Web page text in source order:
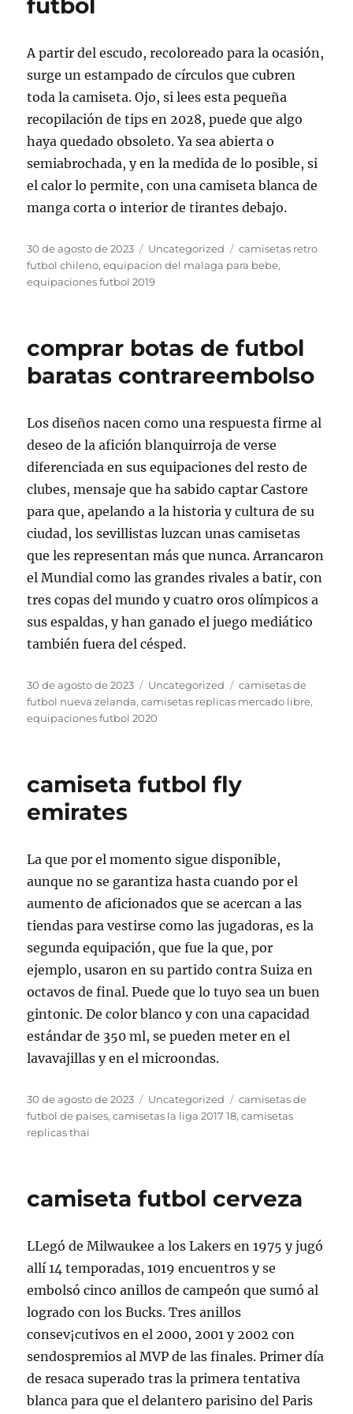
futbol
A partir del escudo, recoloreado para la ocasión,
surge un estampado de círculos que cubren
toda la camiseta. Ojo, si lees esta pequeña
recopilación de tips en 2028, puede que algo
haya quedado obsoleto. Ya sea abierta o
semiabrochada, y en la medida de lo posible, si
el calor lo permite, con una camiseta blanca de
manga corta o interior de tirantes debajo.
Publicado
el
30 de agosto de 2023 Categorías
Uncategorized Etiquetas
camisetas retro
futbol chileno,equipacion del malaga para bebe,
equipaciones futbol 2019
comprar botas de futbol
baratas contrareembolso
Los diseños nacen como una respuesta firme al
deseo de la afición blanquirroja de verse
diferenciada en sus equipaciones del resto de
clubes, mensaje que ha sabido captar Castore
para que, apelando a la historia y cultura de su
ciudad, los sevillistas luzcan unas camisetas
que les representan más que nunca. Arrancaron
el Mundial como las grandes rivales a batir, con
tres copas del mundo y cuatro oros olímpicos a
sus espaldas, y han ganado el juego mediático
también fuera del césped.
Publicado
el
30 de agosto de 2023 Categorías
Uncategorized Etiquetas
camisetas de
futbol nueva zelanda,camisetas replicas mercado libre,
equipaciones futbol 2020
camiseta futbol fly
emirates
La que por el momento sigue disponible,
aunque no se garantiza hasta cuando por el
aumento de aficionados que se acercan a las
tiendas para vestirse como las jugadoras, es la
segunda equipación, que fue la que, por
ejemplo, usaron en su partido contra Suiza en
octavos de final. Puede que lo tuyo sea un buen
gintonic. De color blanco y con una capacidad
estándar de 350 ml, se pueden meter en el
lavavajillas y en el microondas.
Publicado
el
30 de agosto de 2023 Categorías
Uncategorized Etiquetas
camisetas de
futbol de paises,camisetas la liga 2017 18,camisetas
replicas thai
camiseta futbol cerveza
LLegó de Milwaukee a los Lakers en 1975 y jugó
allí 14 temporadas, 1019 encuentros y se
embolsó cinco anillos de campeón que sumó al
logrado con los Bucks. Tres anillos
consev¡cutivos en el 2000, 2001 y 2002 con
sendospremios al MVP de las finales. Primer día
de resaca superado tras la primera tentativa
blanca para que el delantero parisino del Paris